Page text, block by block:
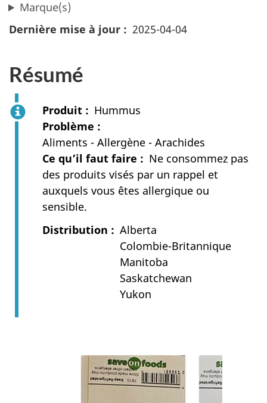
Marque(s)
Dernière mise à jour
2025-04-04
Résumé
Produit
Hummus
Problème
Aliments - Allergène - Arachides
Ce qu’il faut faire
Ne consommez pas
des produits visés par un rappel et
auxquels vous êtes allergique ou
sensible.
Distribution
Alberta
Colombie-Britannique
Manitoba
Saskatchewan
Yukon